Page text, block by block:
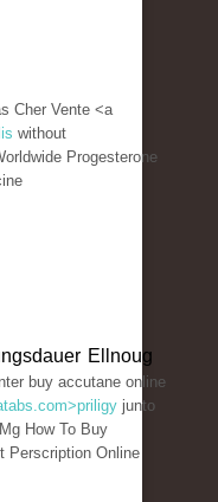
Cher Vente <a
without
Progesterone
Ellnoug
buy accutane online
junto
How To Buy
Perscription Online